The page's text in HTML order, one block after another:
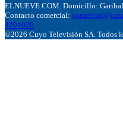
ELNUEVE.COM. Domicillo:
Contacto comercial:
4204020
©2026 Cuyo Televisión SA. Todos